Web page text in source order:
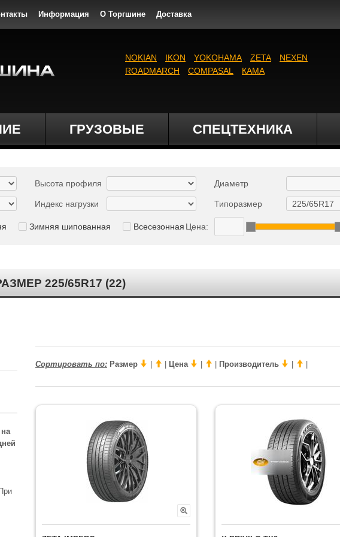
Информация О Торгшине Доставка
ГРУЗОВЫЕ СПЕЦТЕХНИКА
NOKIAN IKON YOKOHAMA ZETA
NEXEN
ROADMARCH
COMPASAL КАМА
225/65R17 (22)
Сортировать по: Размер Цена Производитель
Высота профиля Диаметр
Индекс нагрузки Типоразмер
Зимняя шипованная Всесезонная Цена: